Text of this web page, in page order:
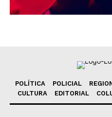
POLÍTICA POLICIAL
CULTURA
EDITORIAL